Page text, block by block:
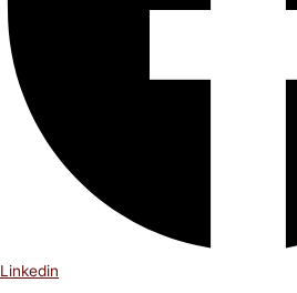
Linkedin